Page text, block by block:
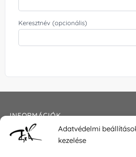
Adatvédelmi
kezelése
Keresztnév (opcionális)
INFORMÁCIÓK
Általános szerződési feltételek